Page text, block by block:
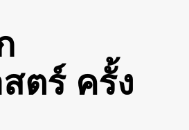
ตร์ ครั้ง